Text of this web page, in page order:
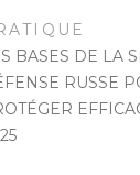
BASES DE LA
RUSSE